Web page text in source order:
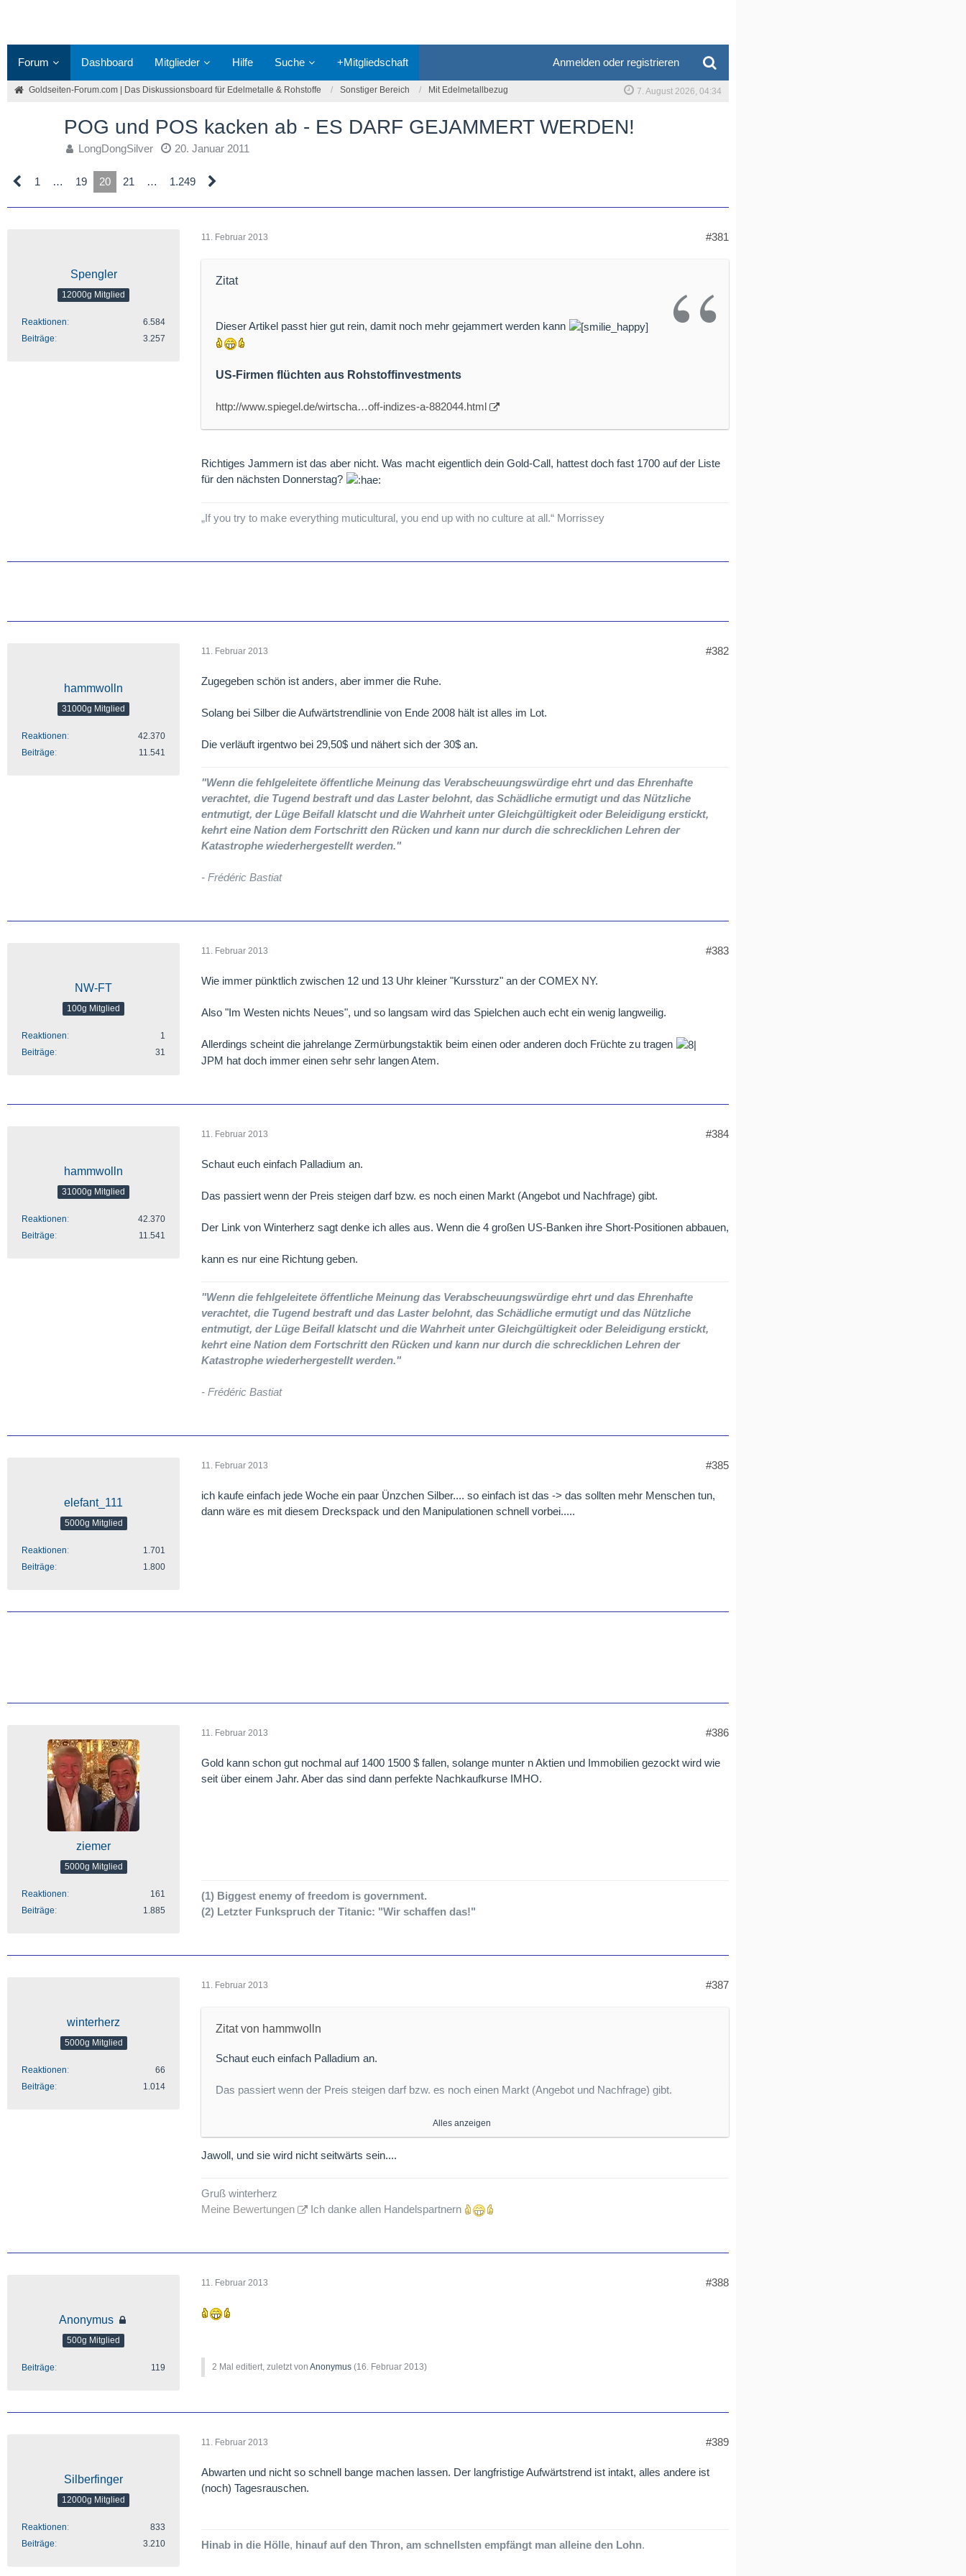
Forum Dashboard Mitglieder Hilfe Suche +Mitgliedschaft Anmelden oder registrieren
Goldseiten-Forum.com | Das Diskussionsboard für Edelmetalle & Rohstoffe Sonstiger Bereich Mit Edelmetallbezug 7. August 2026, 04:34
POG und POS kacken ab - ES DARF GEJAMMERT WERDEN!
LongDongSilver 20. Januar 2011
1 … 19 20 21 … 1.249
Spengler
12000g Mitglied
Reaktionen
6.584
Beiträge
3.257
11. Februar 2013 #381
Zitat
Dieser Artikel passt hier gut rein, damit noch mehr gejammert werden kann
US-Firmen flüchten aus Rohstoffinvestments
http://www.spiegel.de/wirtscha…off-indizes-a-882044.html
Richtiges Jammern ist das aber nicht. Was macht eigentlich dein Gold-Call, hattest doch fast 1700 auf der Liste
für den nächsten Donnerstag?
„If you try to make everything muticultural, you end up with no culture at all.“ Morrissey
hammwolln
31000g Mitglied
Reaktionen
42.370
Beiträge
11.541
11. Februar 2013 #382
Zugegeben schön ist anders, aber immer die Ruhe.
Solang bei Silber die Aufwärtstrendlinie von Ende 2008 hält ist alles im Lot.
Die verläuft irgentwo bei 29,50$ und nähert sich der 30$ an.
"Wenn die fehlgeleitete öffentliche Meinung das Verabscheuungswürdige ehrt und das Ehrenhafte
verachtet, die Tugend bestraft und das Laster belohnt, das Schädliche ermutigt und das Nützliche
entmutigt, der Lüge Beifall klatscht und die Wahrheit unter Gleichgültigkeit oder Beleidigung erstickt,
kehrt eine Nation dem Fortschritt den Rücken und kann nur durch die schrecklichen Lehren der
Katastrophe wiederhergestellt werden."
- Frédéric Bastiat
NW-FT
100g Mitglied
Reaktionen
1
Beiträge
31
11. Februar 2013 #383
Wie immer pünktlich zwischen 12 und 13 Uhr kleiner "Kurssturz" an der COMEX NY.
Also "Im Westen nichts Neues", und so langsam wird das Spielchen auch echt ein wenig langweilig.
Allerdings scheint die jahrelange Zermürbungstaktik beim einen oder anderen doch Früchte zu tragen
JPM hat doch immer einen sehr sehr langen Atem.
hammwolln
31000g Mitglied
Reaktionen
42.370
Beiträge
11.541
11. Februar 2013 #384
Schaut euch einfach Palladium an.
Das passiert wenn der Preis steigen darf bzw. es noch einen Markt (Angebot und Nachfrage) gibt.
Der Link von Winterherz sagt denke ich alles aus. Wenn die 4 großen US-Banken ihre Short-Positionen abbauen,
kann es nur eine Richtung geben.
"Wenn die fehlgeleitete öffentliche Meinung das Verabscheuungswürdige ehrt und das Ehrenhafte
verachtet, die Tugend bestraft und das Laster belohnt, das Schädliche ermutigt und das Nützliche
entmutigt, der Lüge Beifall klatscht und die Wahrheit unter Gleichgültigkeit oder Beleidigung erstickt,
kehrt eine Nation dem Fortschritt den Rücken und kann nur durch die schrecklichen Lehren der
Katastrophe wiederhergestellt werden."
- Frédéric Bastiat
elefant_111
5000g Mitglied
Reaktionen
1.701
Beiträge
1.800
11. Februar 2013 #385
ich kaufe einfach jede Woche ein paar Ünzchen Silber.... so einfach ist das -> das sollten mehr Menschen tun,
dann wäre es mit diesem Dreckspack und den Manipulationen schnell vorbei.....
ziemer
5000g Mitglied
Reaktionen
161
Beiträge
1.885
11. Februar 2013 #386
Gold kann schon gut nochmal auf 1400 1500 $ fallen, solange munter n Aktien und Immobilien gezockt wird wie
seit über einem Jahr. Aber das sind dann perfekte Nachkaufkurse IMHO.
(1) Biggest enemy of freedom is government.
(2) Letzter Funkspruch der Titanic: "Wir schaffen das!"
winterherz
5000g Mitglied
Reaktionen
66
Beiträge
1.014
11. Februar 2013 #387
Zitat von hammwolln
Schaut euch einfach Palladium an.
Das passiert wenn der Preis steigen darf bzw. es noch einen Markt (Angebot und Nachfrage) gibt.
Der Link von Winterherz sagt denke ich alles aus. Wenn die 4 großen US-Banken ihre Short-Positionen
abbauen,
Alles anzeigen
Jawoll, und sie wird nicht seitwärts sein....
Gruß winterherz
Meine Bewertungen
Ich danke allen Handelspartnern
Anonymus
500g Mitglied
Beiträge 119
11. Februar 2013 #388
2 Mal editiert, zuletzt von Anonymus (16. Februar 2013)
Silberfinger
12000g Mitglied
Reaktionen
833
Beiträge
3.210
11. Februar 2013 #389
Abwarten und nicht so schnell bange machen lassen. Der langfristige Aufwärtstrend ist intakt, alles andere ist
(noch) Tagesrauschen.
Hinab in die Hölle, hinauf auf den Thron, am schnellsten empfängt man alleine den Lohn.